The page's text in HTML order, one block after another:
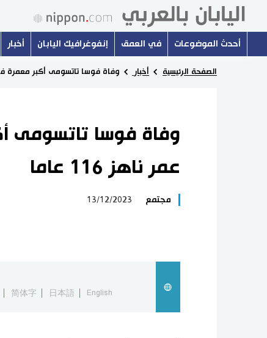
أحدث الموضوعات في العمق إنفوغرافيك اليابان أخبار
الصفحة الرئيسية أخبار وفاة فوسا تاتسومى أكبر معمرة في
وفاة فوسا تاتسومى
عمر ناهز 116 عاما
مجتمع 13/12/2023
English
日本語
简体字